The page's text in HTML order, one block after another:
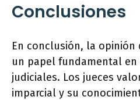
Conclusiones
En conclusión, la opinión
un papel fundamental en
judiciales. Los jueces
imparcial y su